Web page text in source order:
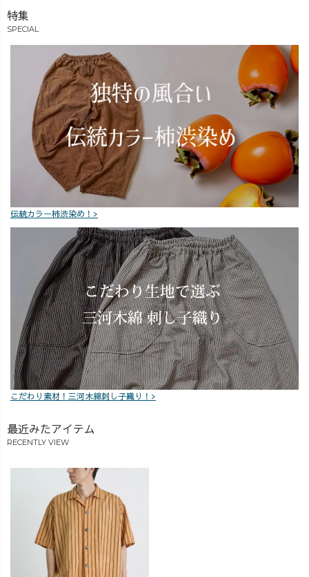
会にGETしてく
ださいね◎
_______________
________ 【お
詫び】 ※一部配
信内で、羽織と
ガウチョパンツ
セットの価格表
記に誤りがござ
いました。 正し
28,050円 → セッ
ト価格 25,300円
（2,750円お得）
となります。失
礼いたしまし
た。 #新作 #
夏コーデ #柿
渋 #ハーフリネ
ン
してくださいね
特集
SPECIAL
伝統カラー柿渋染め！>
こだわり素材！三河木綿刺し子織り！>
最近みたアイテム
RECENTLY VIEW